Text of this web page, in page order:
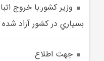
وزير کشور:با خروج
بسياري در کشور آزاد
جهت اطلاع